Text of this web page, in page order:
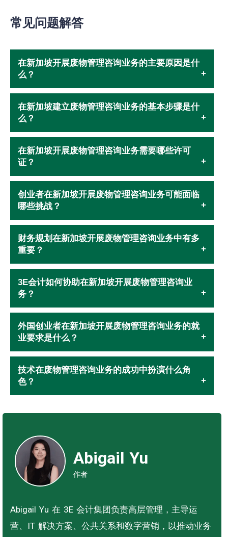
常见问题解答
在新加坡开展废物管理咨询业务的主要原因是什
么？
在新加坡建立废物管理咨询业务的基本步骤是什
么？
在新加坡开展废物管理咨询业务需要哪些许可
证？
创业者在新加坡开展废物管理咨询业务可能面临
哪些挑战？
财务规划在新加坡开展废物管理咨询业务中有多
重要？
3E会计如何协助在新加坡开展废物管理咨询业
务？
外国创业者在新加坡开展废物管理咨询业务的就
业要求是什么？
技术在废物管理咨询业务的成功中扮演什么角
色？
Abigail Yu
作者
Abigail Yu 在 3E 会计集团负责高层管理，主导运
营、IT 解决方案、公共关系和数字营销，以推动业务